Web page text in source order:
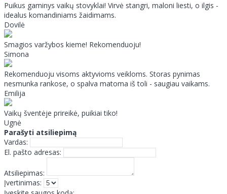
Puikus gaminys vaikų stovyklai! Virvė stangri, maloni liesti, o ilgis -
idealus komandiniams žaidimams.
Dovilė
Smagios varžybos kieme! Rekomenduoju!
Simona
Rekomenduoju visoms aktyvioms veikloms. Storas pynimas
nesmunka rankose, o spalva matoma iš toli - saugiau vaikams.
Emilija
Vaikų šventėje prireikė, puikiai tiko!
Ugnė
Parašyti atsiliepimą
Vardas:
El. pašto adresas:
Atsiliepimas:
Įvertinimas: